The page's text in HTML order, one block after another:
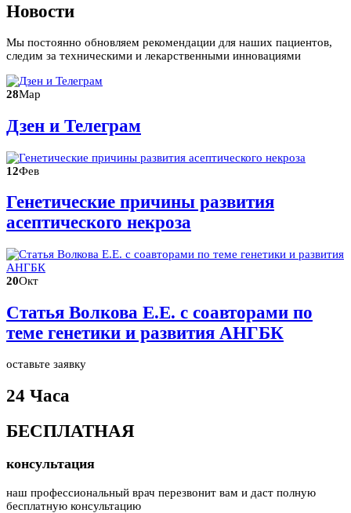
Новости
Мы постоянно обновляем рекомендации для наших пациентов,
следим за техническими и лекарственными инновациями
28Мар
Дзен и Телеграм
12Фев
Генетические причины развития
асептического некроза
20Окт
Статья Волкова Е.Е. с соавторами по
теме генетики и развития АНГБК
оставьте заявку
24 Часа
БЕСПЛАТНАЯ
консультация
наш профессиональный врач перезвонит вам и даст полную
бесплатную консультацию